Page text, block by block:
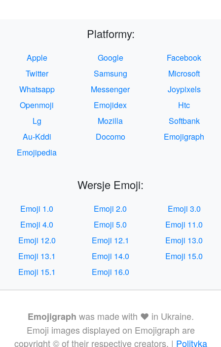
Platformy:
Apple Google
Facebook
Twitter
Samsung
Microsoft
Whatsapp
Messenger
Joypixels
Openmoji
Emojidex
Htc
Lg
Mozilla
Softbank
Au-Kddi
Docomo
Emojigraph
Emojipedia
Wersje Emoji:
Emoji 1.0 Emoji 2.0
Emoji 3.0
Emoji 4.0
Emoji 5.0
Emoji 11.0
Emoji 12.0
Emoji 12.1
Emoji 13.0
Emoji 13.1
Emoji 14.0
Emoji 15.0
Emoji 15.1
Emoji 16.0
Emojigraph was made with ❤️ in Ukraine.
Emoji images displayed on Emojigraph are
copyright © of their respective creators. | Polityka